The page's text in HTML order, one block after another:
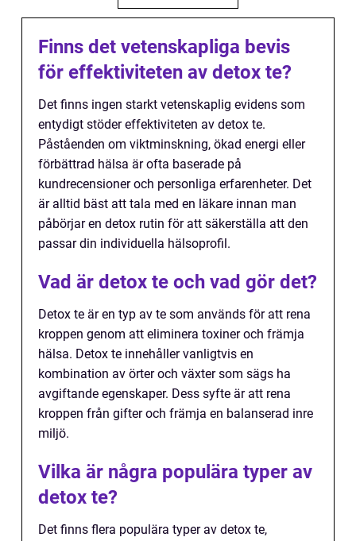
Finns det vetenskapliga bevis
för effektiviteten av detox te?
Det finns ingen starkt vetenskaplig evidens som
entydigt stöder effektiviteten av detox te.
Påståenden om viktminskning, ökad energi eller
förbättrad hälsa är ofta baserade på
kundrecensioner och personliga erfarenheter. Det
är alltid bäst att tala med en läkare innan man
påbörjar en detox rutin för att säkerställa att den
passar din individuella hälsoprofil.
Vad är detox te och vad gör det?
Detox te är en typ av te som används för att rena
kroppen genom att eliminera toxiner och främja
hälsa. Detox te innehåller vanligtvis en
kombination av örter och växter som sägs ha
avgiftande egenskaper. Dess syfte är att rena
kroppen från gifter och främja en balanserad inre
miljö.
Vilka är några populära typer av
detox te?
Det finns flera populära typer av detox te,